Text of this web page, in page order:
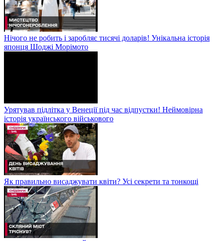
Нічого не робить і заробляє тисячі доларів! Унікальна історія
японця Шоджі Морімото
Урятував підлітка у Венеції під час відпустки! Неймовірна
історія українського військового
Як правильно висаджувати квіти? Усі секрети та тонкощі